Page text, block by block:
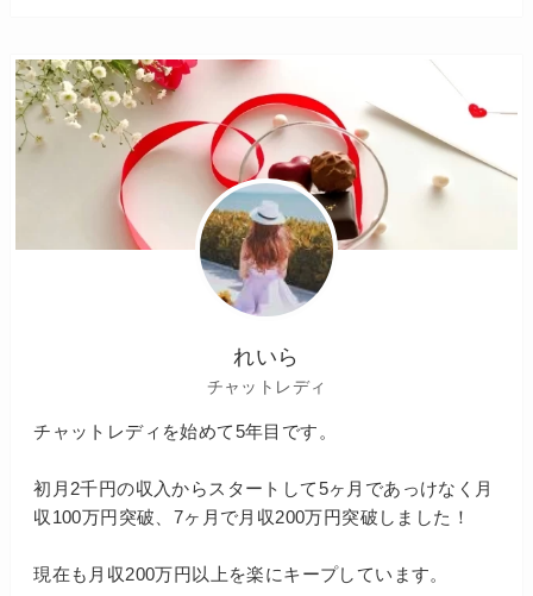
れいら
チャットレディ
チャットレディを始めて5年目です。
初月2千円の収入からスタートして5ヶ月であっけなく月
収100万円突破、7ヶ月で月収200万円突破しました！
現在も月収200万円以上を楽にキープしています。